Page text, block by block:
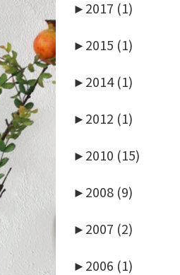
►2017 (1)
►2015 (1)
►2014 (1)
►2012 (1)
►2010 (15)
►2008 (9)
►2007 (2)
►2006 (1)